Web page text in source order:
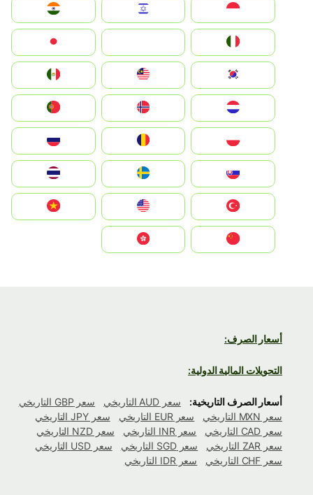
Indonesia
South Korea
Nederland
Slovensko
United States
أسعار الصرف:
التحويلات المالية الدولية:
أسعار الصرف التاريخية: سعر AUD التاريخي
سعر GBP التاريخي
سعر MXN التاريخي
سعر EUR التاريخي
سعر JPY التاريخي
سعر CAD التاريخي
سعر INR التاريخي
سعر NZD التاريخي
سعر ZAR التاريخي
سعر SGD التاريخي
سعر USD التاريخي
سعر CHF التاريخي
سعر IDR التاريخي